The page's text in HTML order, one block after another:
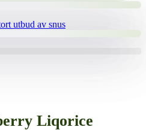
Liqorice